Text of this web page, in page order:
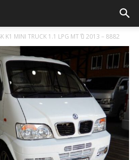
K1 MINI TRUCK 1.1 LPG MT ปี 2013 – 8882